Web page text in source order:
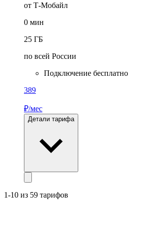
от Т-Мобайл
0 мин
25 ГБ
по всей России
Подключение бесплатно
389
₽/мес
Детали тарифа
1-10 из 59 тарифов